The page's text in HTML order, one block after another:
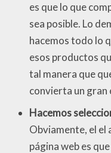
es que lo que
sea posible. Lo
hacemos todo lo
esos productos
tal manera que
convierta un gran
Hacemos
Obviamente, el
página web es